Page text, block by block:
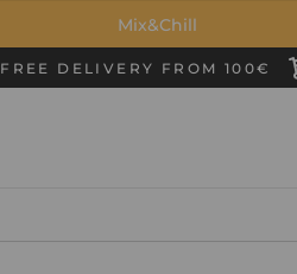
Mix&Chill
FREE DELIVERY FROM 100€